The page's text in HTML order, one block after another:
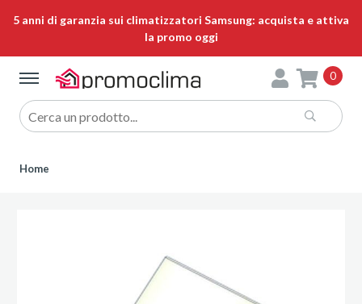
5 anni di garanzia sui climatizzatori Samsung: acquista e attiva
la promo oggi
0
Home